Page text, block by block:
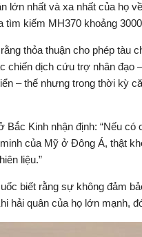
lớn nhất và xa nhất của họ
tìm kiếm MH370 khoảng
thỏa thuận cho phép tàu
chiến dịch cứu trợ nhân đạo
– thế nhưng trong thời kỳ
Bắc Kinh nhận định: “Nếu
của Mỹ ở Đông Á, thật
liệu.”
biết rằng sự không đảm
hải quân của họ lớn mạnh,